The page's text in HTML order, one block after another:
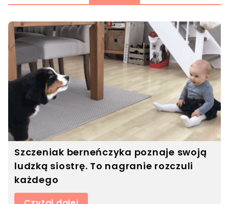
Szczeniak berneńczyka poznaje swoją
ludzką siostrę. To nagranie rozczuli
każdego